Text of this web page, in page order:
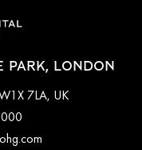
PARK, LONDON
7LA, UK